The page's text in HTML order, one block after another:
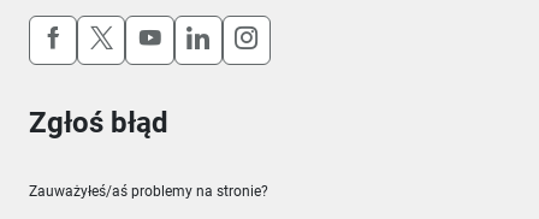
Uwaga, link otworzy się w nowym oknie
Uwaga, link otworzy się w nowym oknie
Uwaga, link otworzy się w nowym
Uwaga, link otworzy się w
Uwaga, link otworzy się w
Zgłoś błąd
Zauważyłeś/aś problemy na stronie?